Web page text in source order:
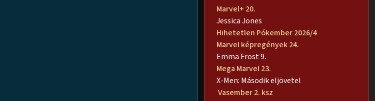
Marvel+ 20.
Jessica Jones
Hihetetlen Pókember 2026/4
Marvel képregények 24.
Emma Frost 9.
Mega Marvel 23.
X-Men: Második eljövetel
Vasember 2. ksz